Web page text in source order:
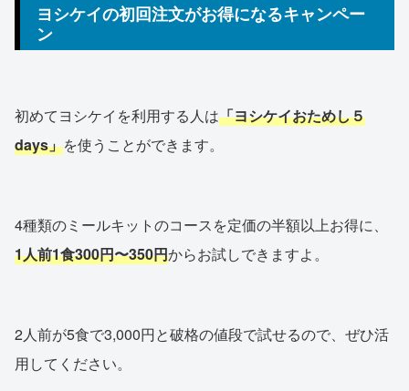
ヨシケイの初回注文がお得になるキャンペー
ン
初めてヨシケイを利用する人は「ヨシケイおためし５
days」を使うことができます。
4種類のミールキットのコースを定価の半額以上お得に、
1人前1食300円〜350円からお試しできますよ。
2人前が5食で3,000円と破格の値段で試せるので、ぜひ活
用してください。